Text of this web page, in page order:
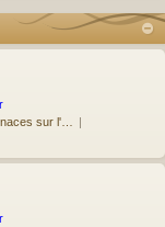
sur l'…